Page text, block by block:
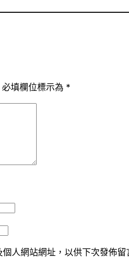
必填欄位標示為 *
人網站網址，以供下次發佈留